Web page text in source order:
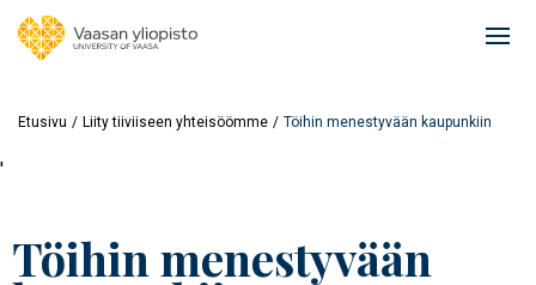
Etusivu Liity tiiviiseen yhteisöömme Töihin menestyvään kaupunkiin
'
Töihin menestyvään